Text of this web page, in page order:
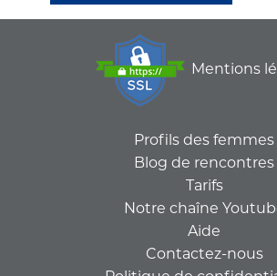
Mentions
Profils des femmes
Blog de rencontres
Tarifs
Notre chaîne
Aide
Contactez-nous